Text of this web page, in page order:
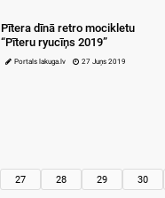
Pītera dīnā retro mocikletu
“Pīteru ryucīņs 2019”
Portals lakuga.lv 27 Juņs 2019
27 28 29 30